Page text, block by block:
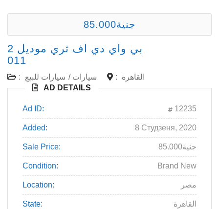
85.000جنية
بي واي دي اف ثري موديل 2
011
: سيارات / سيارات للبيع :
القاهرة
AD DETAILS
Ad ID: 12235
Added: 8 Студзеня, 2020
Sale Price: 85.000جنية
Condition: Brand New
Location: مصر
State: القاهرة